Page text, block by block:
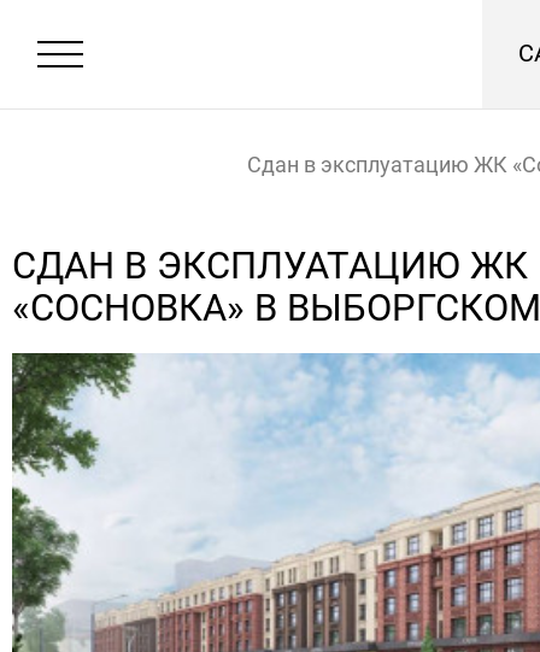
Сдан в эксплуатацию ЖК
СДАН В ЭКСПЛУАТАЦИЮ ЖК
«СОСНОВКА» В